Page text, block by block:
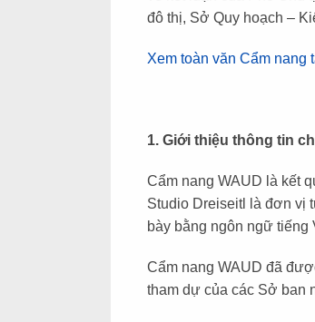
đô thị, Sở Quy hoạch –
Xem toàn văn Cẩm nang
1. Giới thiệu thông tin
Cẩm nang WAUD là kết
Studio Dreiseitl là đơn vị
bày bằng ngôn ngữ tiếng
Cẩm nang WAUD đã
tham dự của các Sở ban